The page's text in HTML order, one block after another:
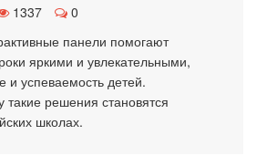
1337
0
панели помогают
яркими и увлекательными,
успеваемость детей.
решения становятся
школах.